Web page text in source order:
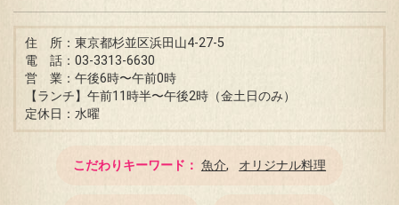
住 所：東京都杉並区浜田山4-27-5
電 話：03-3313-6630
営 業：午後6時〜午前0時
【ランチ】午前11時半〜午後2時（金土日のみ）
定休日：水曜
こだわりキーワード 魚介 オリジナル料理